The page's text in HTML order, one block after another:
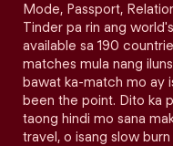
Mode, Passport,
Tinder pa rin ang
available sa 190
matches mula nang
bawat ka-match mo ay
been the point. Dito ka
taong hindi mo sana
travel, o isang slow